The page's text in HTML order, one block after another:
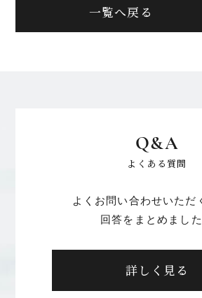
一覧へ戻る
Q&A
よくある質問
よくお問い合わせいただ
回答をまとめました
詳しく見る